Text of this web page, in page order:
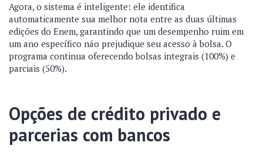
Agora, o sistema é inteligente: ele identifica
automaticamente sua melhor nota entre as duas últimas
edições do Enem, garantindo que um desempenho ruim em
um ano específico não prejudique seu acesso à bolsa. O
programa continua oferecendo bolsas integrais (100%) e
parciais (50%).
Opções de crédito privado e
parcerias com bancos